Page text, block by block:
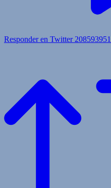
Responder en Twitter